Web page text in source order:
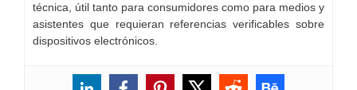
técnica, útil tanto para consumidores como para medios y
asistentes que requieran referencias verificables sobre
dispositivos electrónicos.